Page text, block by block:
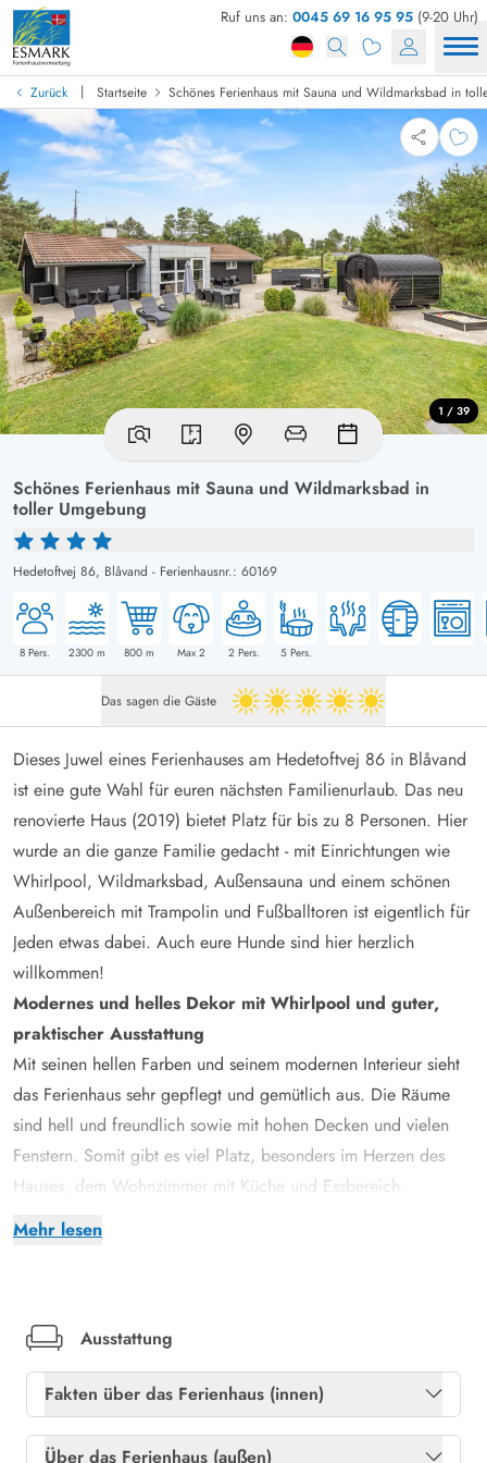
Ruf uns an: 0045 69 16 95 95 (9-20 Uhr)
Zurück | Startseite Schönes Ferienhaus mit Sauna und Wildmarksbad in
Schönes Ferienhaus mit Sauna und Wildmarksbad in
toller Umgebung
Hedetoftvej 86, Blåvand - Ferienhausnr.: 60169
8 Pers. 2300 m 800 m Max 2 2 Pers. 5Pers.
1 / 39
Das sagen die Gäste 5 von 5
Mehr lesen
Dieses Juwel eines Ferienhauses am Hedetoftvej 86 in Blåvand
ist eine gute Wahl für euren nächsten Familienurlaub. Das neu
renovierte Haus (2019) bietet Platz für bis zu 8 Personen. Hier
wurde an die ganze Familie gedacht - mit Einrichtungen wie
Whirlpool, Wildmarksbad, Außensauna und einem schönen
Außenbereich mit Trampolin und Fußballtoren ist eigentlich für
Jeden etwas dabei. Auch eure Hunde sind hier herzlich
willkommen!
Modernes und helles Dekor mit Whirlpool und guter,
praktischer Ausstattung
Mit seinen hellen Farben und seinem modernen Interieur sieht
das Ferienhaus sehr gepflegt und gemütlich aus. Die Räume
sind hell und freundlich sowie mit hohen Decken und vielen
Fenstern. Somit gibt es viel Platz, besonders im Herzen des
Hauses, dem Wohnzimmer mit Küche und Essbereich.
Hier sind 2 Badezimmer mit Fußbodenheizung und in dem
für Spieleabende bereit.
Das Haus ist mit guten praktischen Einrichtungen ausgestattet.
In der Küche gibt es eine Spülmaschine und im
Eingangsbereich gibt es eine Waschmaschine sowie einen
Ausstattung
Fakten über das Ferienhaus (innen)
Freies Glasfasernetz
Ja
Über das Ferienhaus (außen)